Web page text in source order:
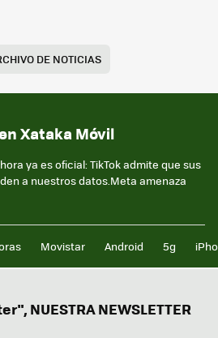
DE NOTICIAS
Xataka Móvil
ya es oficial: TikTok admite que sus
a nuestros datos.Meta amenaza
Movistar Android 5g
NUESTRA NEWSLETTER